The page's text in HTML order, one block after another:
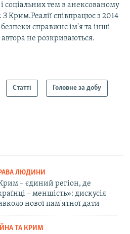
соціальних тем в анексованому
Крим.Реалії співпрацює з 2014
справжнє ім'я та інші
автора не розкриваються.
Статті Головне за добу
ЛЮДИНИ
– єдиний регіон, де
– меншість»: дискусія
нової пам'ятної дати
ТА КРИМ